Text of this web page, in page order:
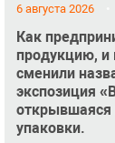
6 августа 2026
Как
продукцию, и
сменили
экспозиция
открывшаяся
упаковки.